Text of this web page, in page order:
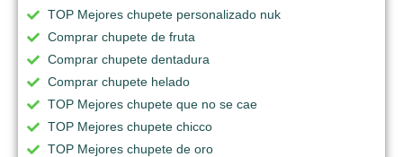
TOP Mejores chupete personalizado nuk
Comprar chupete de fruta
Comprar chupete dentadura
Comprar chupete helado
TOP Mejores chupete que no se cae
TOP Mejores chupete chicco
TOP Mejores chupete de oro